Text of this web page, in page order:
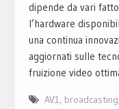
dipende da vari
l’hardware
una continua
aggiornati sulle
fruizione video
AV1, broadcasting